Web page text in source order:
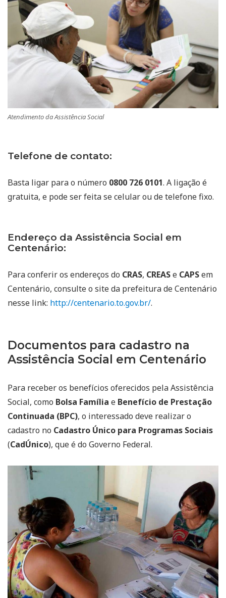
Atendimento da Assistência Social
Telefone de contato:
Basta ligar para o número 0800 726 0101. A ligação é
gratuita, e pode ser feita se celular ou de telefone fixo.
Endereço da Assistência Social em
Centenário:
Para conferir os endereços do CRAS, CREASe CAPSem
Centenário, consulte o site da prefeitura de Centenário
nesse link: http://centenario.to.gov.br/.
Documentos para cadastro na
Assistência Social em Centenário
Para receber os benefícios oferecidos pela Assistência
Social, como Bolsa Família e Benefício de Prestação
Continuada (BPC), o interessado deve realizar o
cadastro no Cadastro Único para Programas Sociais
(CadÚnico), que é do Governo Federal.